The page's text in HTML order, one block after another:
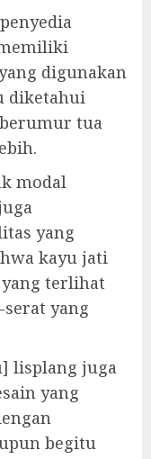
digunakan
diketahui
tua
modal
yang
kayu jati
terlihat
yang
lisplang juga
yang
begitu